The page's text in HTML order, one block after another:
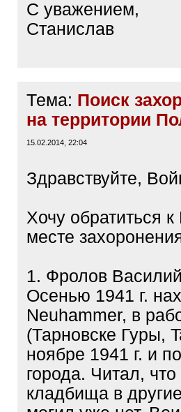
С уважением,
Станислав
Тема: Поиск
на территории
15.02.2014, 22:04
Здравствуйте,
Хочу обратиться
месте
1. Фролов
Осенью 1941 г.
Neuhammer, в
(Тарновске Гуры,
ноябре 1941 г. и
города. Читал,
кладбища в